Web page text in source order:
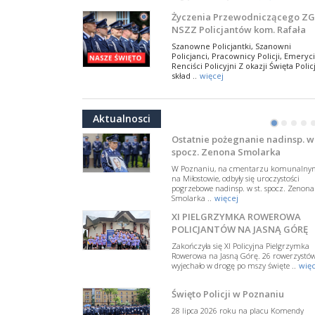
Życzenia Przewodniczącego ZG
NSZZ Policjantów kom. Rafała
Jankowskiego z okazji Święta
Policji 2026
Szanowne Policjantki, Szanowni
Policjanci, Pracownicy Policji,
Renciści Policyjni Z okazji Święta
skład .. więcej
NSZZ Policjantów: Policja nie
W przestrzeni publicznej po raz
pojawiły się wypowiedzi, które
w funkcjonariuszki i funkcjonariuszy
Policj .. więcej
Dodatkowe zarobkowanie
policjantów. NSZZP: obecne
rozwiązania wymagają zmian
zmiany przepisów regulujących
podejmowanie przez policjantów
dodatkowej pracy zarobkowe ..
więcej
Krok 1. Umorzenie. Krok 2.
z hejtem
Postępowanie dotyczące interwencji
Policji w miejscu zamieszkania red.
Tomasza Sakiewicza zostało
Aktualnosci
•• • •
NSZZ Policjantów
Na zaproszenie Zarządu Głównego NSZZ
Policjantów w Polsce gościł Rafael
Departamentu Policji w Nowym Jorku, o
.. więcej
PAMIĘTAMY I ODDAJMY HOŁD
SIERŻ. MARKOWI SIENICKIEMU
poświęconą starszemu sierżantowi Mar
Ostatnie pożegnanie nadinsp. w
spocz. Zenona Smolarka
W Poznaniu, na cmentarzu
na Miłostowie, odbyły się uroczystości
pogrzebowe nadinsp. w st. spocz. Zenona
Smolarka .. więcej
XI PIELGRZYMKA ROWEROWA
POLICJANTÓW NA JASNĄ GÓRĘ
Zakończyła się XI Policyjna Pielgrzymka
Rowerowa na Jasną Górę. 26
wyjechało w drogę po mszy święte ..
Święto Policji w Poznaniu
28 lipca 2026 roku na placu Komendy